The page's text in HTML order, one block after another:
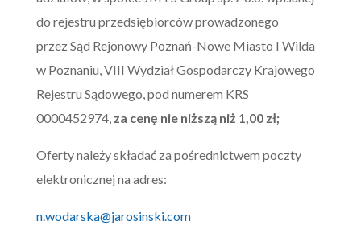
do rejestru przedsiębiorców prowadzonego
przez Sąd Rejonowy Poznań-Nowe Miasto I Wilda
w Poznaniu, VIII Wydział Gospodarczy Krajowego
Rejestru Sądowego, pod numerem KRS
0000452974, za cenę nie niższą niż 1,00 zł;
Oferty należy składać za pośrednictwem poczty
elektronicznej na adres:
n.wodarska@jarosinski.com